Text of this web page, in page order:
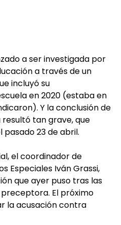
a ser investigada por
a través de un
incluyó su
en 2020 (estaba en
Y la conclusión de
tan grave, que
pasado 23 de abril.
el coordinador de
Especiales Iván Grassi,
que ayer puso tras las
El próximo
la acusación contra